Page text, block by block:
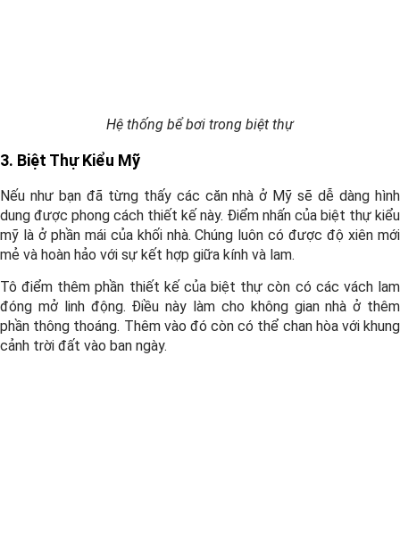
Hệ thống bể bơi trong biệt thự
3. Biệt Thự Kiểu Mỹ
Nếu như bạn đã từng thấy các căn nhà ở Mỹ sẽ dễ dàng hình
dung được phong cách thiết kế này. Điểm nhấn của biệt thự kiểu
mỹ là ở phần mái của khối nhà. Chúng luôn có được độ xiên mới
mẻ và hoàn hảo với sự kết hợp giữa kính và lam.
Tô điểm thêm phần thiết kế của biệt thự còn có các vách lam
đóng mở linh động. Điều này làm cho không gian nhà ở thêm
phần thông thoáng. Thêm vào đó còn có thể chan hòa với khung
cảnh trời đất vào ban ngày.